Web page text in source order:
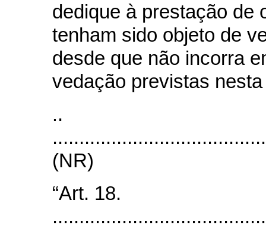
dedique à prestação de
tenham sido objeto de
desde que não incorra
vedação previstas
..
(NR)
“Art. 18.